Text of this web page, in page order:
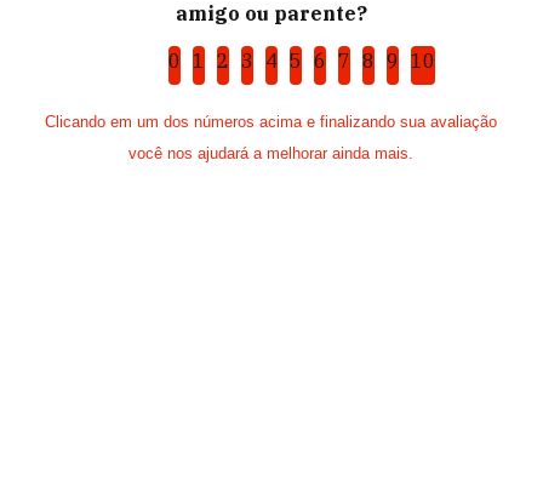
amigo ou parente?
0 1 2 3 4 5 6 7 8 9 10
Clicando em um dos números acima e finalizando sua avaliação
você nos ajudará a melhorar ainda mais.